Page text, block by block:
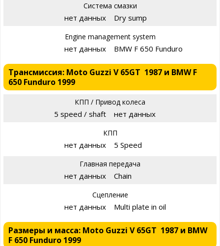
Система смазки
нет данных Dry sump
Engine management system
нет данных BMW F 650 Funduro
Трансмиссия: Moto Guzzi V 65GT 1987 и BMW F
650 Funduro 1999
КПП / Привод колеса
5 speed / shaft нет данных
КПП
нет данных 5 Speed
Главная передача
нет данных Chain
Сцепление
нет данных Multi plate in oil
Размеры и масса: Moto Guzzi V 65GT 1987 и BMW
F 650 Funduro 1999